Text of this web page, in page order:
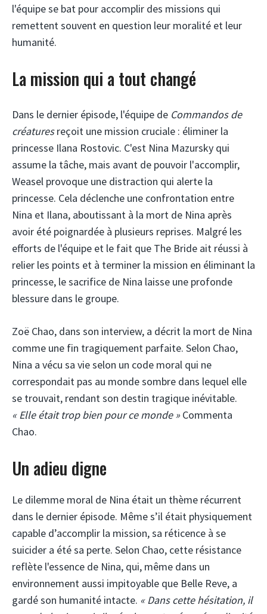
l'équipe se bat pour accomplir des missions qui
remettent souvent en question leur moralité et leur
humanité.
La mission qui a tout changé
Dans le dernier épisode, l'équipe de Commandos de
créaturesreçoit une mission cruciale : éliminer la
princesse Ilana Rostovic. C'est Nina Mazursky qui
assume la tâche, mais avant de pouvoir l'accomplir,
Weasel provoque une distraction qui alerte la
princesse. Cela déclenche une confrontation entre
Nina et Ilana, aboutissant à la mort de Nina après
avoir été poignardée à plusieurs reprises. Malgré les
efforts de l'équipe et le fait que The Bride ait réussi à
relier les points et à terminer la mission en éliminant la
princesse, le sacrifice de Nina laisse une profonde
blessure dans le groupe.
Zoë Chao, dans son interview, a décrit la mort de Nina
comme une fin tragiquement parfaite. Selon Chao,
Nina a vécu sa vie selon un code moral qui ne
correspondait pas au monde sombre dans lequel elle
se trouvait, rendant son destin tragique inévitable.
« Elle était trop bien pour ce monde » Commenta
Chao.
Un adieu digne
Le dilemme moral de Nina était un thème récurrent
dans le dernier épisode. Même s’il était physiquement
capable d’accomplir la mission, sa réticence à se
suicider a été sa perte. Selon Chao, cette résistance
reflète l'essence de Nina, qui, même dans un
environnement aussi impitoyable que Belle Reve, a
gardé son humanité intacte. « Dans cette hésitation, il